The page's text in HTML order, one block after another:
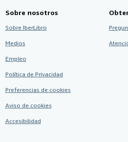
Sobre nosotros
Sobre IberLibro
Medios
Empleo
Política de Privacidad
Preferencias de cookies
Aviso de cookies
Accesibilidad